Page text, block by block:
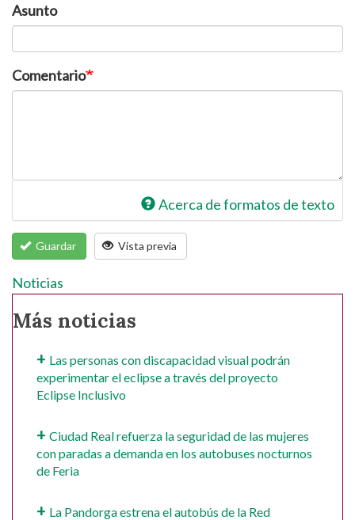
Asunto
Comentario
Acerca de formatos de texto
Guardar Vista previa
Noticias
Más noticias
Las personas con discapacidad visual podrán
experimentar el eclipse a través del proyecto
Eclipse Inclusivo
Ciudad Real refuerza la seguridad de las mujeres
con paradas a demanda en los autobuses nocturnos
de Feria
La Pandorga estrena el autobús de la Red